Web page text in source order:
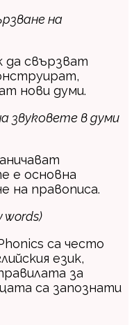
на
да свързват
нови думи.
звуковете в думи
е основна
на правописа.
words)
са често
език,
за
са запознати